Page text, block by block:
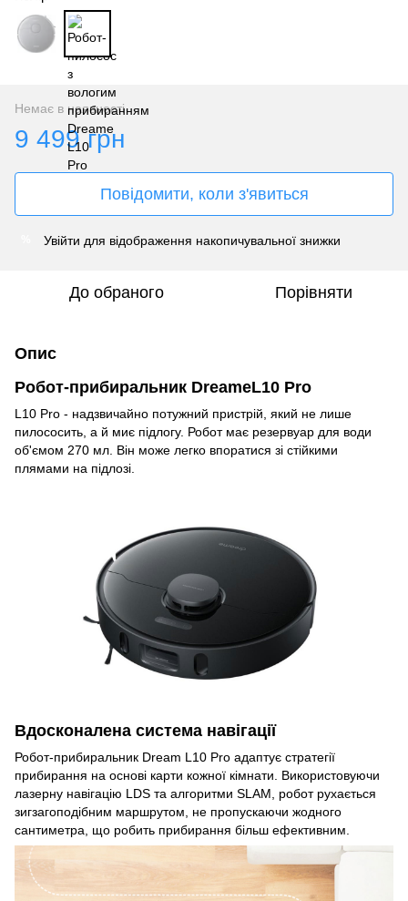
Немає в наявності
9 499 грн
Повідомити, коли з'явиться
Увійти для відображення накопичувальної знижки
До обраного Порівняти
Опис
Робот-прибиральник DreameL10 Pro
L10 Pro - надзвичайно потужний пристрій, який не лише
пилососить, а й миє підлогу. Робот має резервуар для води
об'ємом 270 мл. Він може легко впоратися зі стійкими
плямами на підлозі.
Вдосконалена система навігації
Робот-прибиральник Dream L10 Pro адаптує стратегії
прибирання на основі карти кожної кімнати. Використовуючи
лазерну навігацію LDS та алгоритми SLAM, робот рухається
зигзагоподібним маршрутом, не пропускаючи жодного
сантиметра, що робить прибирання більш ефективним.